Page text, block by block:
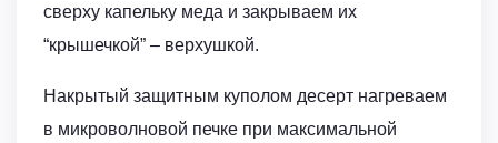
сверху капельку меда и закрываем их
“крышечкой” – верхушкой.
Накрытый защитным куполом десерт нагреваем
в микроволновой печке при максимальной